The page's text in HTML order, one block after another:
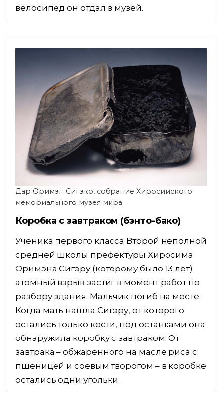
велосипед он отдал в музей.
Дар Оримэн Сигэко, собрание Хиросимского
мемориального музея мира
Коробка с завтраком (бэнто-бако)
Ученика первого класса Второй неполной
средней школы префектуры Хиросима
Оримэна Сигэру (которому было 13 лет)
атомный взрыв застиг в момент работ по
разбору здания. Мальчик погиб на месте.
Когда мать нашла Сигэру, от которого
остались только кости, под останками она
обнаружила коробку с завтраком. От
завтрака – обжаренного на масле риса с
пшеницей и соевым творогом – в коробке
остались одни угольки.